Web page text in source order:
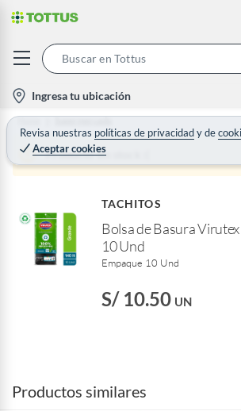
h
o
t
Ingresa tu ubicación
Revisa nuestras políticas de privacidadyde
Aceptar cookies
Home Supermercado
Producto sin stock :(
TACHITOS
Bolsa de Basura
10 Und
Empaque 10 Und
S/ 10.50 UN
Productos similares